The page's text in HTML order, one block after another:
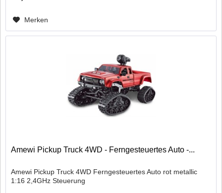
Merken
Amewi Pickup Truck 4WD - Ferngesteuertes Auto -...
Amewi Pickup Truck 4WD Ferngesteuertes Auto rot metallic
1:16 2,4GHz Steuerung